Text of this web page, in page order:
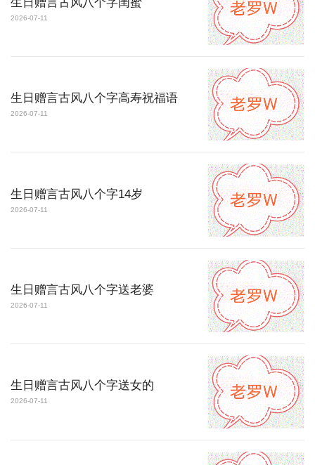
2026-07-11
生日赠言古风八个字高寿祝福语
2026-07-11
生日赠言古风八个字14岁
2026-07-11
生日赠言古风八个字送老婆
2026-07-11
生日赠言古风八个字送女的
2026-07-11